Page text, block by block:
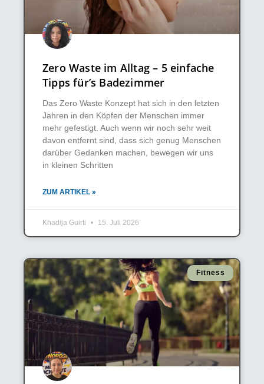
Zero Waste im Alltag – 5 einfache
Tipps für’s Badezimmer
Das Zero Waste Konzept hat sich in den letzten
Jahren in den Köpfen der Menschen immer
mehr gefestigt. Auch wenn wir noch sehr weit
davon entfernt sind, dass sich genug Menschen
darüber Gedanken machen, bewegen wir uns
in kleinen Schritten
ZUM ARTIKEL »
Khadija Guirti 15. Juli 2026
Fitness